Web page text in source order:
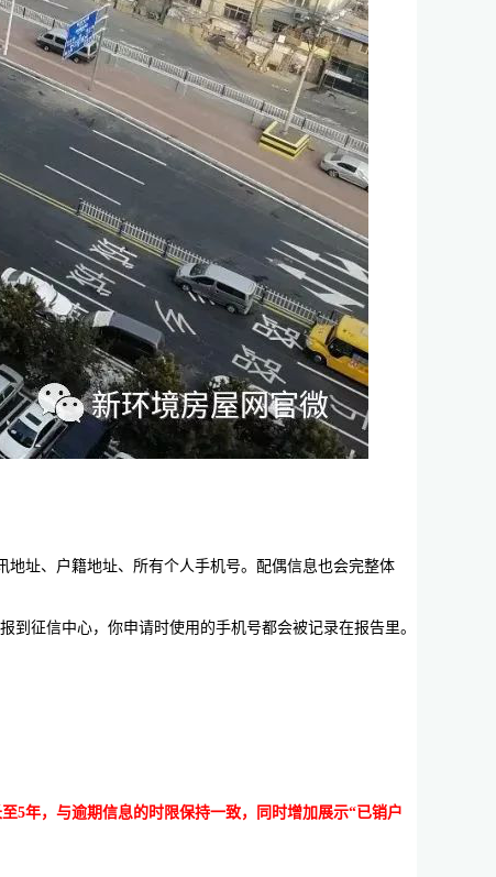
地址、户籍地址、所有个人手机号。配偶信息也会完整体
征信中心，你申请时使用的手机号都会被记录在报告里。
5年，与逾期信息的时限保持一致，同时增加展示“已销户